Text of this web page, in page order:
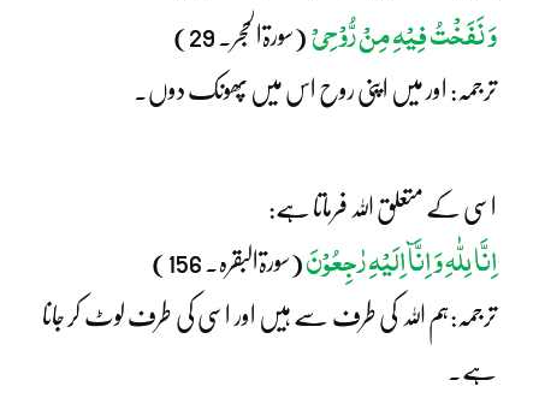
وَ نَفَخْتُ فِیْہِ مِنْ رُّوْحِیْ (سورۃالحجر۔ 29)
ترجمہ: اور میں اپنی روح اس میں پھونک دوں۔
اسی کے متعلق اللہ فرماتا ہے:
اِنَّا لِلّٰہِ وَ اِنَّآ اِلَیْہِ رٰجِعُوْنَ (سورۃالبقرہ۔ 156)
ترجمہ:ہم اللہ کی طرف سے ہیں اور اسی کی طرف لوٹ کر جانا
ہے۔